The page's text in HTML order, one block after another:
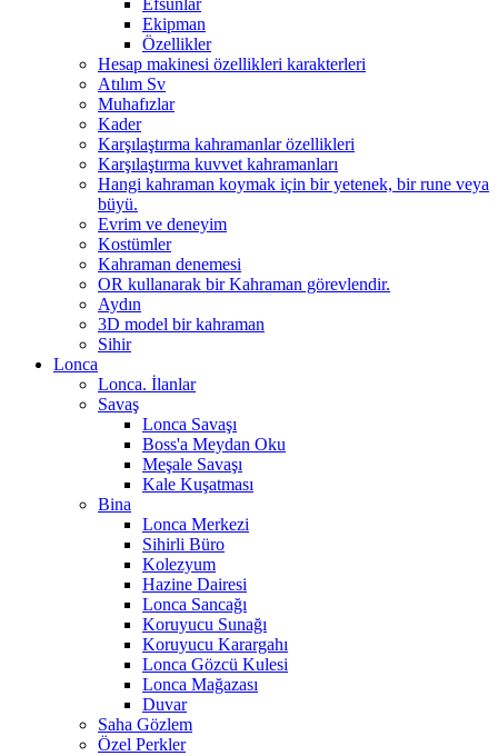
Efsunlar
Ekipman
Özellikler
Hesap makinesi özellikleri karakterleri
Atılım Sv
Muhafızlar
Kader
Karşılaştırma kahramanlar özellikleri
Karşılaştırma kuvvet kahramanları
Hangi kahraman koymak için bir yetenek, bir rune veya
büyü.
Evrim ve deneyim
Kostümler
Kahraman denemesi
OR kullanarak bir Kahraman görevlendir.
Aydın
3D model bir kahraman
Sihir
Lonca
Lonca. İlanlar
Savaş
Lonca Savaşı
Boss'a Meydan Oku
Meşale Savaşı
Kale Kuşatması
Bina
Lonca Merkezi
Sihirli Büro
Kolezyum
Hazine Dairesi
Lonca Sancağı
Koruyucu Sunağı
Koruyucu Karargahı
Lonca Gözcü Kulesi
Lonca Mağazası
Duvar
Saha Gözlem
Özel Perkler